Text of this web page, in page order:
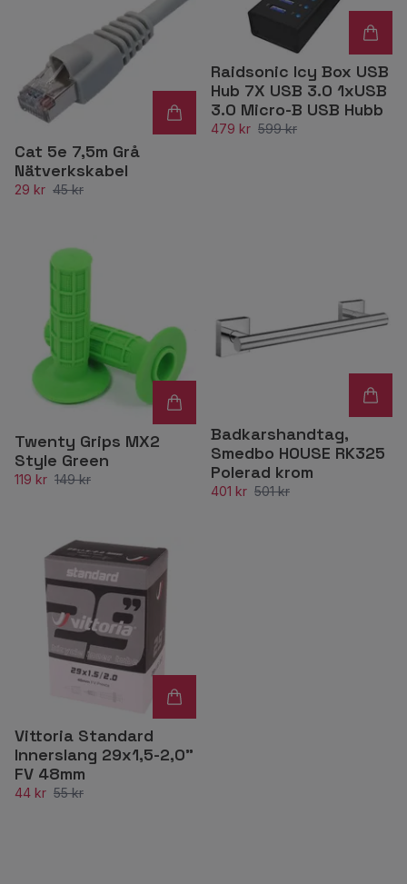
Cat 5e 7,5m Grå
Nätverkskabel
29 kr 45 kr
Raidsonic Icy Box USB
Hub 7X USB 3.0 1xUSB
3.0 Micro-B USB Hubb
479 kr 599 kr
Twenty Grips MX2
Style Green
119 kr 149 kr
Badkarshandtag,
Smedbo HOUSE RK325
Polerad krom
401 kr 501 kr
Vittoria Standard
Innerslang 29x1,5-2,0"
FV 48mm
44 kr 55 kr